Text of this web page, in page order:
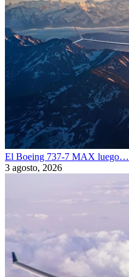
El Boeing 737-7 MAX luego…
3 agosto, 2026